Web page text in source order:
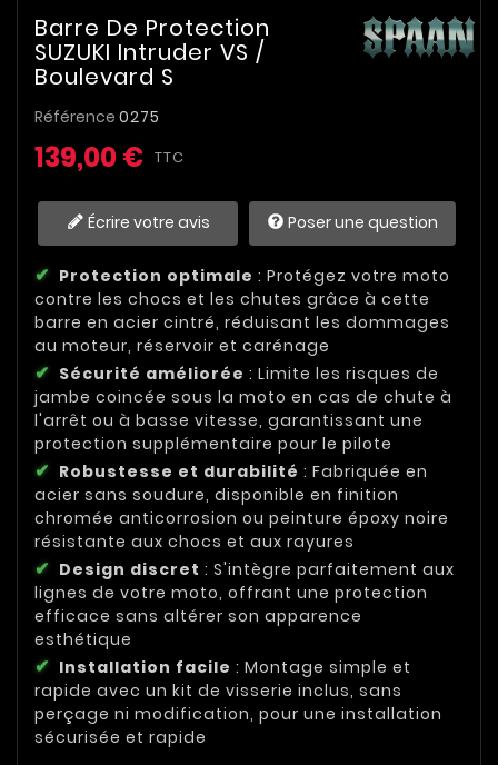
Barre De Protection
SUZUKI Intruder VS /
Boulevard S
Référence 0275
139,00 € TTC
Écrire votre avis Poser une question
Protection optimale : Protégez votre moto
contre les chocs et les chutes grâce à cette
barre en acier cintré, réduisant les dommages
au moteur, réservoir et carénage
Sécurité améliorée : Limite les risques de
jambe coincée sous la moto en cas de chute à
l'arrêt ou à basse vitesse, garantissant une
protection supplémentaire pour le pilote
Robustesse et durabilité : Fabriquée en
acier sans soudure, disponible en finition
chromée anticorrosion ou peinture époxy noire
résistante aux chocs et aux rayures
Design discret : S'intègre parfaitement aux
lignes de votre moto, offrant une protection
efficace sans altérer son apparence
esthétique
Installation facile : Montage simple et
rapide avec un kit de visserie inclus, sans
perçage ni modification, pour une installation
sécurisée et rapide